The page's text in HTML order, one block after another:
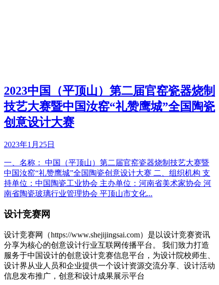
2023中国（平顶山）第二届官窑瓷器烧制
技艺大赛暨中国汝窑“礼赞鹰城”全国陶瓷
创意设计大赛
2023年1月25日
一、名称： 中国（平顶山）第二届官窑瓷器烧制技艺大赛暨
中国汝窑“礼赞鹰城”全国陶瓷创意设计大赛 二、组织机构 支
持单位：中国陶瓷工业协会 主办单位：河南省美术家协会 河
南省陶瓷玻璃行业管理协会 平顶山市文化...
设计竞赛网
设计竞赛网（https://www.shejijingsai.com）是以设计竞赛资讯
分享为核心的创意设计行业互联网传播平台。 我们致力打造
服务于中国设计的创意设计竞赛信息平台，为设计院校师生、
设计界从业人员和企业提供一个设计资源交流分享、设计活动
信息发布推广，创意和设计成果展示平台